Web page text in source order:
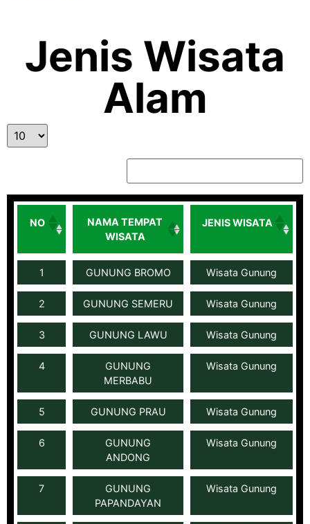
Jenis Wisata
Alam
NO
NAMA TEMPAT
WISATA
JENIS WISATA
1 GUNUNG BROMO Wisata Gunung
2 GUNUNG SEMERU Wisata Gunung
3 GUNUNG LAWU Wisata Gunung
4
GUNUNG
MERBABU
Wisata Gunung
5 GUNUNG PRAU Wisata Gunung
6
GUNUNG
ANDONG
Wisata Gunung
7
GUNUNG
PAPANDAYAN
Wisata Gunung